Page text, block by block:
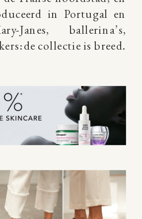
in Portugal en
Janes, ballerina’s,
de collectie is breed.